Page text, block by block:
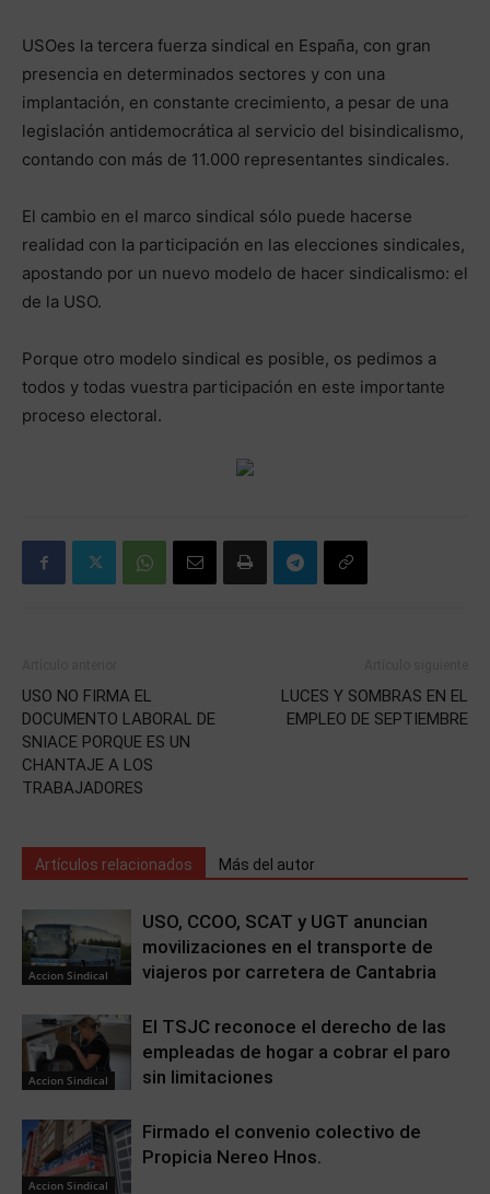
USOes la tercera fuerza sindical en España, con gran
presencia en determinados sectores y con una
implantación, en constante crecimiento, a pesar de una
legislación antidemocrática al servicio del bisindicalismo,
contando con más de 11.000 representantes sindicales.
El cambio en el marco sindical sólo puede hacerse
realidad con la participación en las elecciones sindicales,
apostando por un nuevo modelo de hacer sindicalismo: el
de la USO.
Porque otro modelo sindical es posible, os pedimos a
todos y todas vuestra participación en este importante
proceso electoral.
USO NO FIRMA EL
DOCUMENTO LABORAL DE
SNIACE PORQUE ES UN
CHANTAJE A LOS
TRABAJADORES
LUCES Y SOMBRAS EN EL
EMPLEO DE SEPTIEMBRE
Artículos relacionados Más del autor
Accion Sindical
USO, CCOO, SCAT y UGT anuncian
movilizaciones en el transporte de
viajeros por carretera de Cantabria
Accion Sindical
El TSJC reconoce el derecho de las
empleadas de hogar a cobrar el paro
sin limitaciones
Accion Sindical
Firmado el convenio colectivo de
Propicia Nereo Hnos.